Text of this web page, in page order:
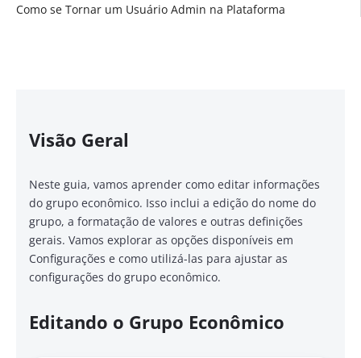
Como se Tornar um Usuário Admin na Plataforma
Visão Geral
Neste guia, vamos aprender como editar informações
do grupo econômico. Isso inclui a edição do nome do
grupo, a formatação de valores e outras definições
gerais. Vamos explorar as opções disponíveis em
Configurações e como utilizá-las para ajustar as
configurações do grupo econômico.
Editando o Grupo Econômico